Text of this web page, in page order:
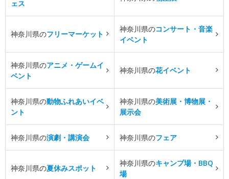
ェス
神奈川県のフリーマーケット
神奈川県のコンサート・音楽
イベント
神奈川県のアニメ・ゲームイ
ベント
神奈川県の花イベント
神奈川県の動物ふれあいイベ
ント
神奈川県の美術展・博物展・
展示会
神奈川県の演劇・講演会 神奈川県のフェア
神奈川県の夏休みスポット
神奈川県のキャンプ場・BBQ
場